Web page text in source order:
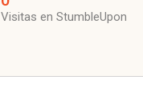
Visitas en StumbleUpon